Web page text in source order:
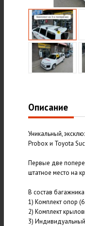
Описание
Уникальный,
Probox и Toyota
Первые две
штатное место на
В состав
1) Комплект опор
2) Комплект
3)